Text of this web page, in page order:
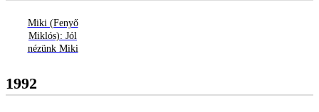
Miki (Fenyő
Miklós): Jól
nézünk Miki
1992